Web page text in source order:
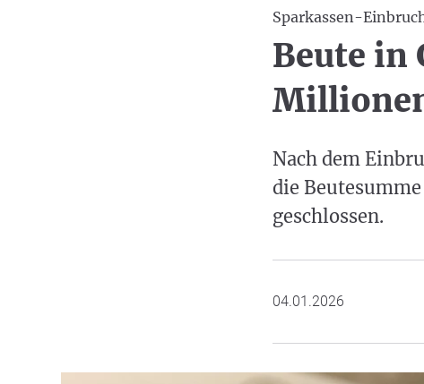
Sparkassen-
Beute in
Nach dem
die
geschlossen.
04.01.2026